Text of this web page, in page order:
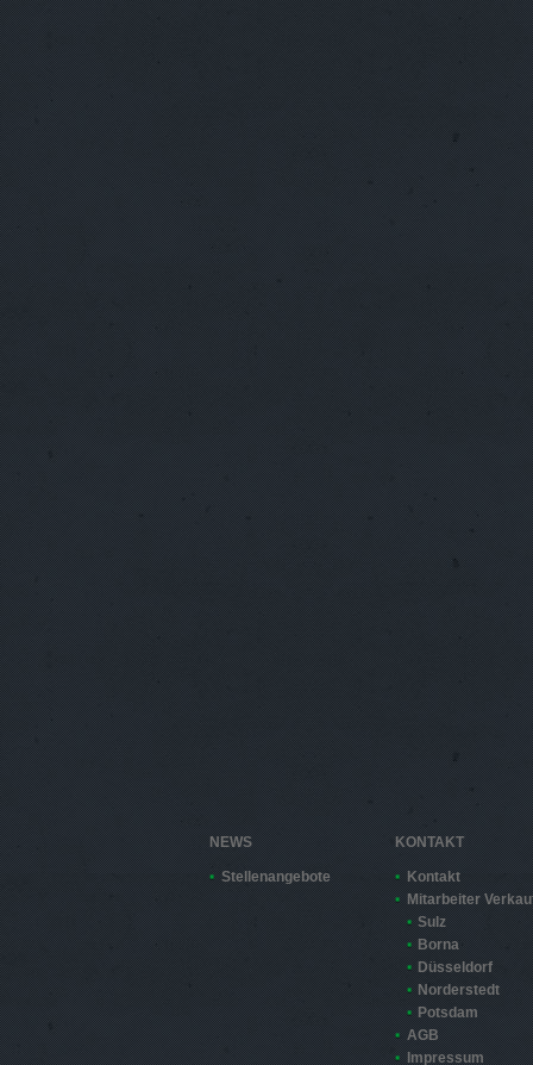
NEWS
Stellenangebote
KONTAKT
Kontakt
Mitarbeiter
Sulz
Borna
Düsseldorf
Norderstedt
Potsdam
AGB
Impressum